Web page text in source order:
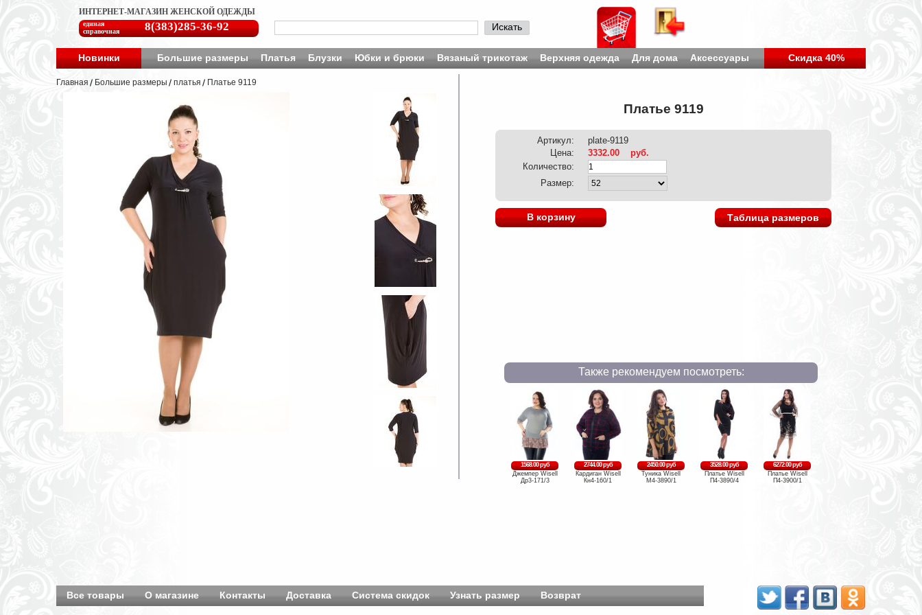
ИНТЕРНЕТ-МАГАЗИН ЖЕНСКОЙ ОДЕЖДЫ
единая
справочная
8(383)285-36-92 Искать
Новинки Большие размеры Платья Блузки Юбки и брюки Вязаный трикотаж Верхняя одежда Для дома Аксессуары Скидка 40%
Главная Большие размеры платья Платье 9119
Платье 9119
Артикул:
plate-9119
Цена:
3332.00
руб.
Количество:
Размер:
В корзину Таблица размеров
Также рекомендуем посмотреть:
1568.00 руб
Джемпер Wisell
Др3-171/3
2744.00 руб
Кардиган Wisell
Кн4-160/1
2450.00 руб
Туника Wisell
М4-3890/1
3528.00 руб
Платье Wisell
П4-3890/4
6272.00 руб
Платье Wisell
П4-3900/1
Все товары О магазине Контакты Доставка Система скидок Узнать размер Возврат